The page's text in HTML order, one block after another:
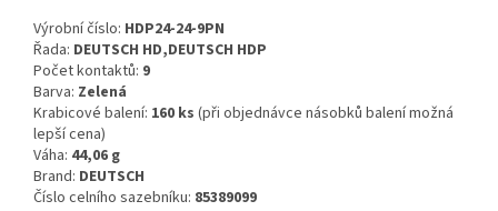
Výrobní číslo: HDP24-24-9PN
Řada: DEUTSCH HD,DEUTSCH HDP
Počet kontaktů: 9
Barva: Zelená
Krabicové balení: 160 ks (při objednávce násobků balení možná
lepší cena)
Váha: 44,06 g
Brand: DEUTSCH
Číslo celního sazebníku: 85389099